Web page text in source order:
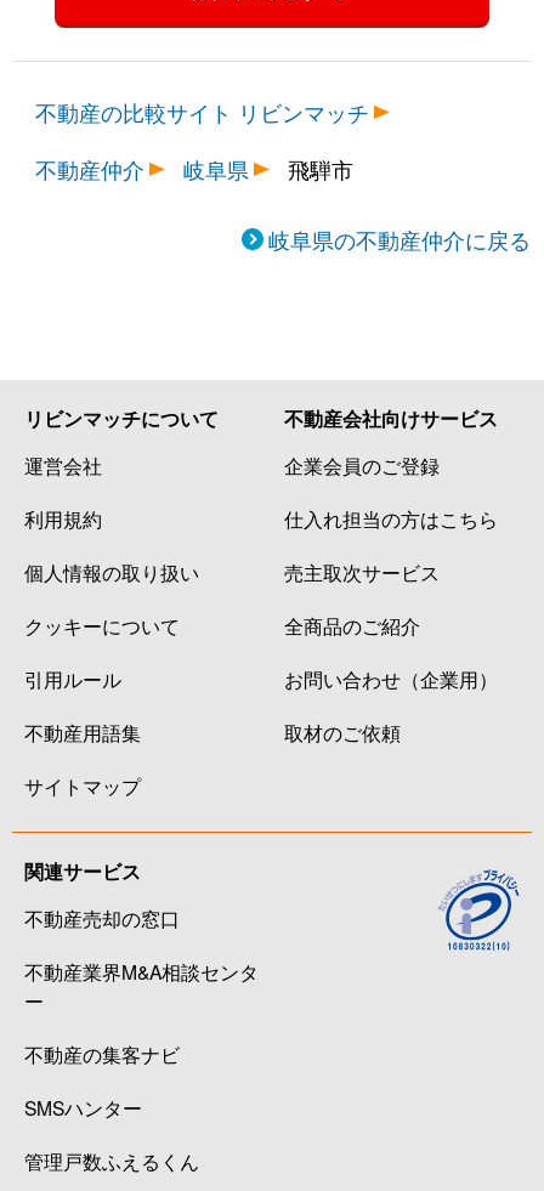
不動産の比較サイト リビンマッチ
不動産仲介
岐阜県 飛騨市
岐阜県の不動産仲介に戻る
リビンマッチについて
運営会社
利用規約
個人情報の取り扱い
クッキーについて
引用ルール
不動産用語集
サイトマップ
不動産会社向けサービス
企業会員のご登録
仕入れ担当の方はこちら
売主取次サービス
全商品のご紹介
お問い合わせ（企業用）
取材のご依頼
関連サービス
不動産売却の窓口
不動産業界M&A相談センタ
ー
不動産の集客ナビ
SMSハンター
管理戸数ふえるくん